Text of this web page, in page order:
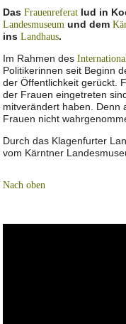
DasFrauenreferat lud in
Landesmuseum und dem
insLandhaus.
Im Rahmen des
Politikerinnen seit Beginn
der Öffentlichkeit gerückt.
der Frauen eingetreten
mitverändert haben. Denn
Frauen nicht
Durch das Klagenfurter
vom Kärntner
Nach oben